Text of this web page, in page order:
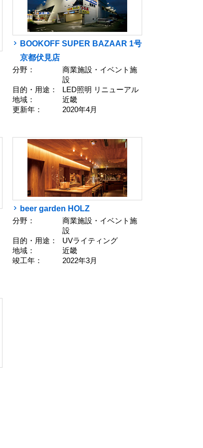
BOOKOFF SUPER BAZAAR 1号
京都伏見店
分野：
商業施設・イベント施
設
目的・用途：
LED照明 リニューアル
地域：
近畿
更新年：
2020年4月
beer garden HOLZ
分野：
商業施設・イベント施
設
目的・用途：
UVライティング
地域：
近畿
竣工年：
2022年3月